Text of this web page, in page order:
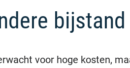
bijstand
voor hoge kosten,